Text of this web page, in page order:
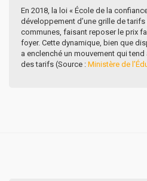
En 2018, la loi « École de la
développement d’une grille de
communes, faisant reposer le prix
foyer. Cette dynamique, bien que
a enclenché un mouvement qui
des tarifs (Source : Ministère de